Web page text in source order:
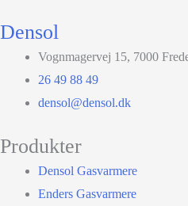
Densol
Vognmagervej 15, 7000
26 49 88 49
densol@densol.dk
Produkter
Densol Gasvarmere
Enders Gasvarmere